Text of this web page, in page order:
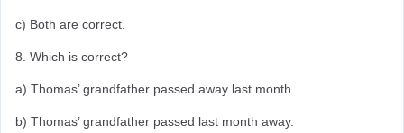
c) Both are correct.
8. Which is correct?
a) Thomas’ grandfather passed away last month.
b) Thomas’ grandfather passed last month away.